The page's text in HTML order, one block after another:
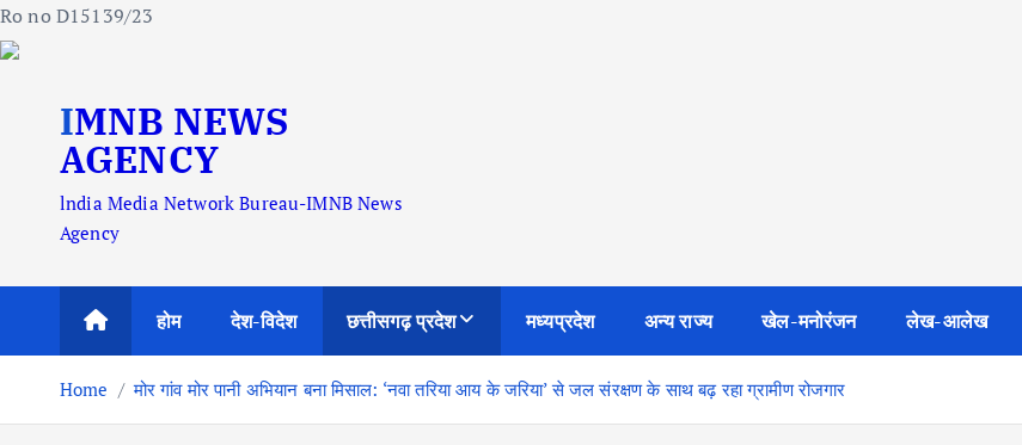
Ro no D15139/23
IMNB NEWS
AGENCY
lndia Media Network Bureau-IMNB News
Agency
होम देश-विदेश छत्तीसगढ़ प्रदेश मध्यप्रदेश अन्य राज्य खेल-मनोरंजन लेख-आलेख
Home मोर गांव मोर पानी अभियान बना मिसाल: ‘नवा तरिया आय के जरिया’ से जल संरक्षण के साथ बढ़ रहा ग्रामीण रोजगार